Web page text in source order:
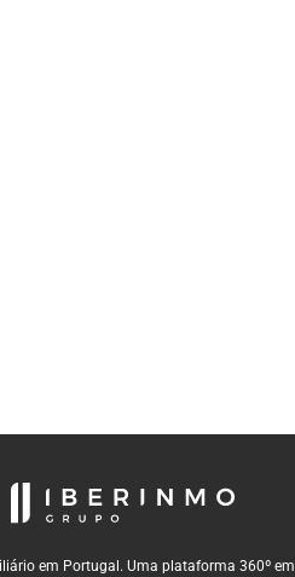
em Portugal. Uma plataforma 360º em